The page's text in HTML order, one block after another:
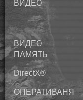
ВИДЕО
ВИДЕО
ПАМЯТЬ
DirectX®
ОПЕРАТИВАНЯ